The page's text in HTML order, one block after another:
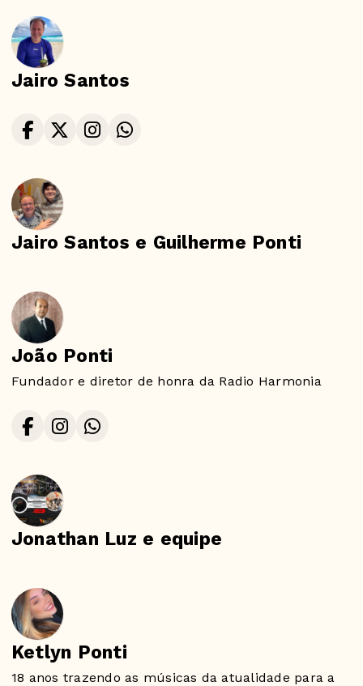
Jairo Santos
Jairo Santos e Guilherme Ponti
João Ponti
Fundador e diretor de honra da Radio Harmonia
Jonathan Luz e equipe
Ketlyn Ponti
18 anos trazendo as músicas da atualidade para a